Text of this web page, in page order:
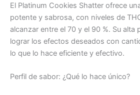
El Platinum Cookies Shatter ofrece
potente y sabrosa, con niveles de
alcanzar entre el 70 y el 90 %. Su alta
lograr los efectos deseados con
lo que lo hace eficiente y efectivo.
Perfil de sabor: ¿Qué lo hace único?